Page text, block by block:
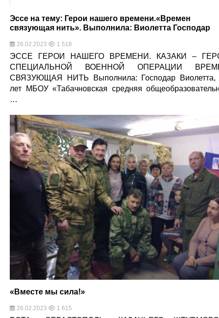
Эссе на тему: Герои нашего времени.«Времен
связующая нить». Выполнила: Виолетта Господар
26.02.2023 1 518
ЭССЕ ГЕРОИ НАШЕГО ВРЕМЕНИ. КАЗАКИ –
СПЕЦИАЛЬНОЙ ВОЕННОЙ ОПЕРАЦИИ
СВЯЗУЮЩАЯ НИТЬ Выполнила: Господар Виолетта,
лет МБОУ «Табачновская средняя
…
«Вместе мы сила!»
26.02.2023 1 615